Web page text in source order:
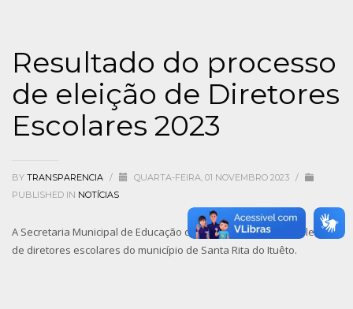
Resultado do processo
de eleição de Diretores
Escolares 2023
BY TRANSPARENCIA / QUARTA-FEIRA, 01 NOVEMBRO 2023 /
PUBLISHED IN NOTÍCIAS
A Secretaria Municipal de Educação divulga o resultado das eleições
de diretores escolares do município de Santa Rita do Ituêto.